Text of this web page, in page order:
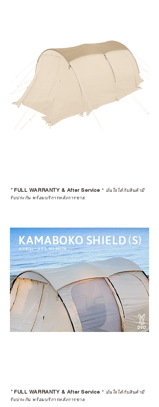
*FULL WARRANTY & After Service * มั่นใจได้กับสินค้ามี
รับประกัน พร้อมบริการหลังการขาย
*FULL WARRANTY & After Service * มั่นใจได้กับสินค้ามี
รับประกัน พร้อมบริการหลังการขาย